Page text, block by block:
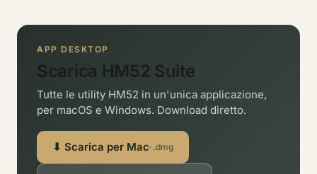
APP DESKTOP
Scarica HM52 Suite
Tutte le utility HM52 in un'unica applicazione,
per macOS e Windows. Download diretto.
⬇ Scarica per Mac· .dmg